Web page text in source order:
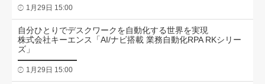
1月29日 15:00
自分ひとりでデスクワークを自動化する世界を実現
株式会社キーエンス「AI/ナビ搭載 業務自動化RPA RKシリー
ズ」
1月29日 15:00